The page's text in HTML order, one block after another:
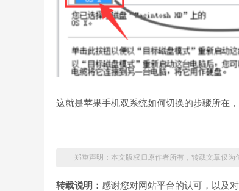
这就是苹果手机双系统如何切换的步骤所在
郑重声明：本文版权归原作者所有，转载文章仅
转载说明： 感谢您对网站平台的认可，以及